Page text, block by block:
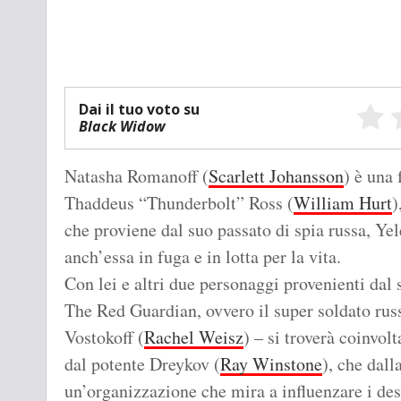
Dai il tuo voto su
Black Widow
Natasha Romanoff (Scarlett Johansson) è una
Thaddeus “Thunderbolt” Ross (William Hurt
che proviene dal suo passato di spia russa,
anch’essa in fuga e in lotta per la vita.
Con lei e altri due personaggi provenienti dal
The Red Guardian, ovvero il super soldato
Vostokoff (Rachel Weisz) – si troverà
dal potente Dreykov (Ray Winstone), che
un’organizzazione che mira a influenzare i